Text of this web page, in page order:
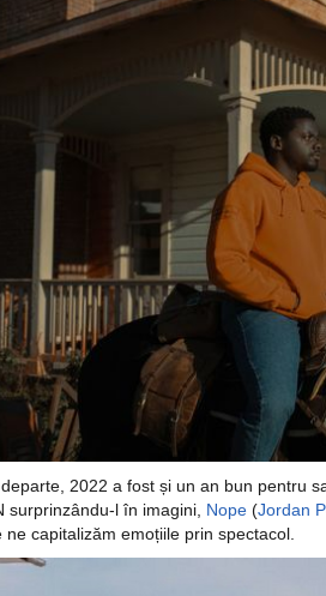
2022 a fost și un an bun pentru
surprinzându-l în imagini, Nope (Jordan
ne capitalizăm emoțiile prin spectacol.